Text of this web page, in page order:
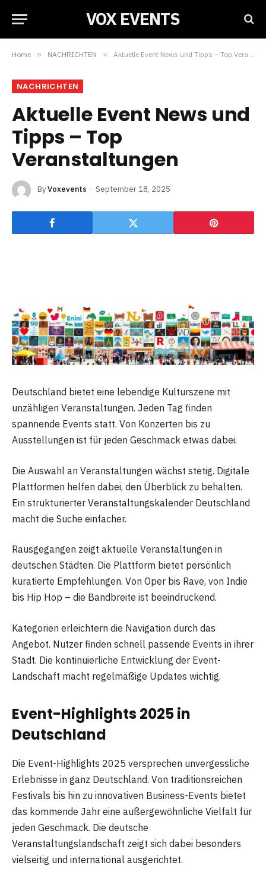
VOX EVENTS
Home » NACHRICHTEN » Aktuelle Event News und Tipps – Top Veranstaltungen
NACHRICHTEN
Aktuelle Event News und
Tipps – Top
Veranstaltungen
ByVoxevents September 18, 2025
Deutschland bietet eine lebendige Kulturszene mit
unzähligen Veranstaltungen. Jeden Tag finden
spannende Events statt. Von Konzerten bis zu
Ausstellungen ist für jeden Geschmack etwas dabei.
Die Auswahl an Veranstaltungen wächst stetig. Digitale
Plattformen helfen dabei, den Überblick zu behalten.
Ein strukturierter Veranstaltungskalender Deutschland
macht die Suche einfacher.
Rausgegangen zeigt aktuelle Veranstaltungen in
deutschen Städten. Die Plattform bietet persönlich
kuratierte Empfehlungen. Von Oper bis Rave, von Indie
bis Hip Hop – die Bandbreite ist beeindruckend.
Kategorien erleichtern die Navigation durch das
Angebot. Nutzer finden schnell passende Events in ihrer
Stadt. Die kontinuierliche Entwicklung der Event-
Landschaft macht regelmäßige Updates wichtig.
Event-Highlights 2025 in
Deutschland
Die Event-Highlights 2025 versprechen unvergessliche
Erlebnisse in ganz Deutschland. Von traditionsreichen
Festivals bis hin zu innovativen Business-Events bietet
das kommende Jahr eine außergewöhnliche Vielfalt für
jeden Geschmack. Die deutsche
Veranstaltungslandschaft zeigt sich dabei besonders
vielseitig und international ausgerichtet.